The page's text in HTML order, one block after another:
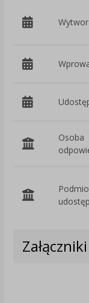
Osoba
Załączniki